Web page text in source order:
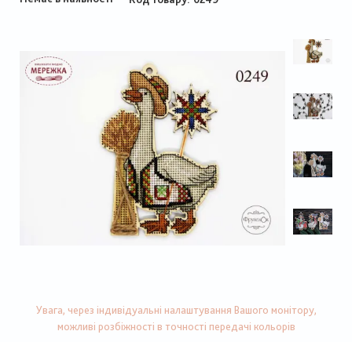
Увага, через індивідуальні налаштування Вашого монітору,
можливі розбіжності в точності передачі кольорів